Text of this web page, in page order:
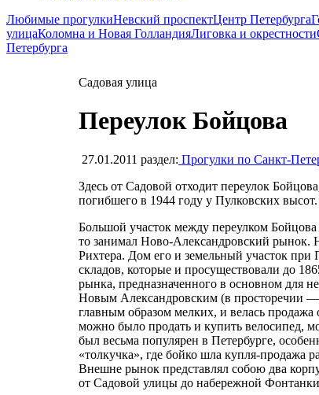
Любимые прогулкиНевский проспектЦентр Петербурга
улицаКоломна и Новая ГолландияЛиговка и окрестности
Петербурга
Садовая улица
Переулок Бойцова
27.01.2011 раздел: Прогулки по Санкт-
Здесь от Садовой отходит переулок
погибшего в 1944 году у Пулковских
Большой участок между переулком
то занимал Ново-Александровский рынок.
Рихтера. Дом его и земельный участок
складов, которые и просуществовали до
рынка, предназначенного в основном для
Новым Александровским (в просторечии —
главным образом мелких, и велась
можно было продать и купить велосипед,
был весьма популярен в Петербурге,
«толкучка», где бойко шла купля-продажа
Внешне рынок представлял собою два
от Садовой улицы до набережной